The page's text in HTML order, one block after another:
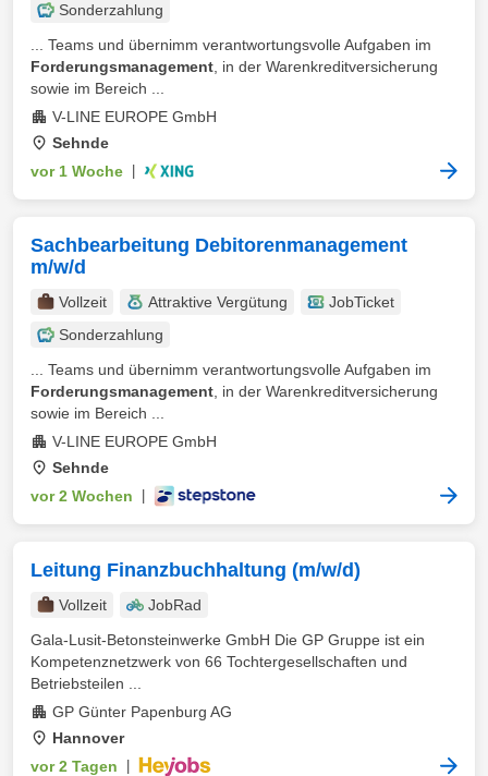
Sonderzahlung
... Teams und übernimm verantwortungsvolle Aufgaben im
Forderungsmanagement , in der Warenkreditversicherung
sowie im Bereich ...
V-LINE EUROPE GmbH
Sehnde
vor 1 Woche
Sachbearbeitung Debitorenmanagement
m/w/d
Vollzeit Attraktive Vergütung
JobTicket
Sonderzahlung
... Teams und übernimm verantwortungsvolle Aufgaben im
Forderungsmanagement , in der Warenkreditversicherung
sowie im Bereich ...
V-LINE EUROPE GmbH
Sehnde
vor 2 Wochen
Leitung Finanzbuchhaltung (m/w/d)
Vollzeit
JobRad
Gala-Lusit-Betonsteinwerke GmbH Die GP Gruppe ist ein
Kompetenznetzwerk von 66 Tochtergesellschaften und
Betriebsteilen ...
GP Günter Papenburg AG
Hannover
vor 2 Tagen